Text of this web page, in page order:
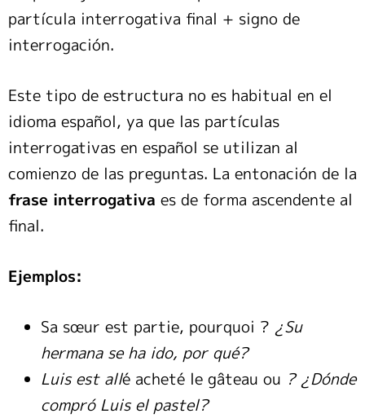
partícula interrogativa final + signo de
interrogación.
Este tipo de estructura no es habitual en el
idioma español, ya que las partículas
interrogativas en español se utilizan al
comienzo de las preguntas. La entonación de la
frase interrogativa es de forma ascendente al
final.
Ejemplos:
Sa sœur est partie, pourquoi ? ¿Su
hermana se ha ido, por qué?
Luis est allé acheté le gâteau ou ? ¿Dónde
compró Luis el pastel?